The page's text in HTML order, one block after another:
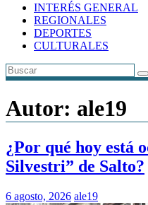
INTERÉS GENERAL
REGIONALES
DEPORTES
CULTURALES
Autor: ale19
¿Por qué hoy está
Silvestri” de Salto?
6 agosto, 2026 ale19